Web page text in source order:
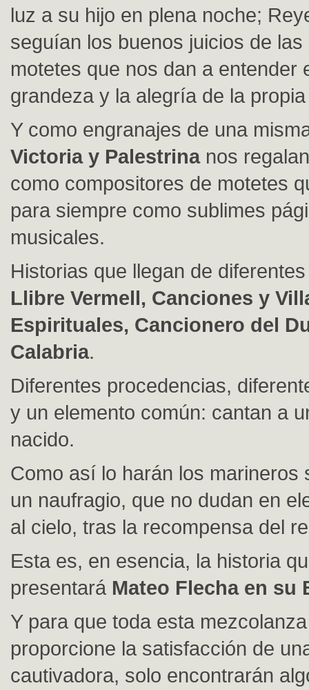
luz a su hijo en plena noche;
seguían los buenos juicios de
motetes que nos dan a entender
grandeza y la alegría de la
Y como engranajes de una
Victoria y Palestrinanos
como compositores de motetes
para siempre como sublimes
musicales.
Historias que llegan de
Llibre Vermell, Canciones y
Espirituales, Cancionero del
Calabria.
Diferentes procedencias,
y un elemento común: cantan a
nacido.
Como así lo harán los marineros
un naufragio, que no dudan en
al cielo, tras la recompensa del
Esta es, en esencia, la historia
presentará Mateo Flecha en su
Y para que toda esta
proporcione la satisfacción de
cautivadora, solo encontrarán